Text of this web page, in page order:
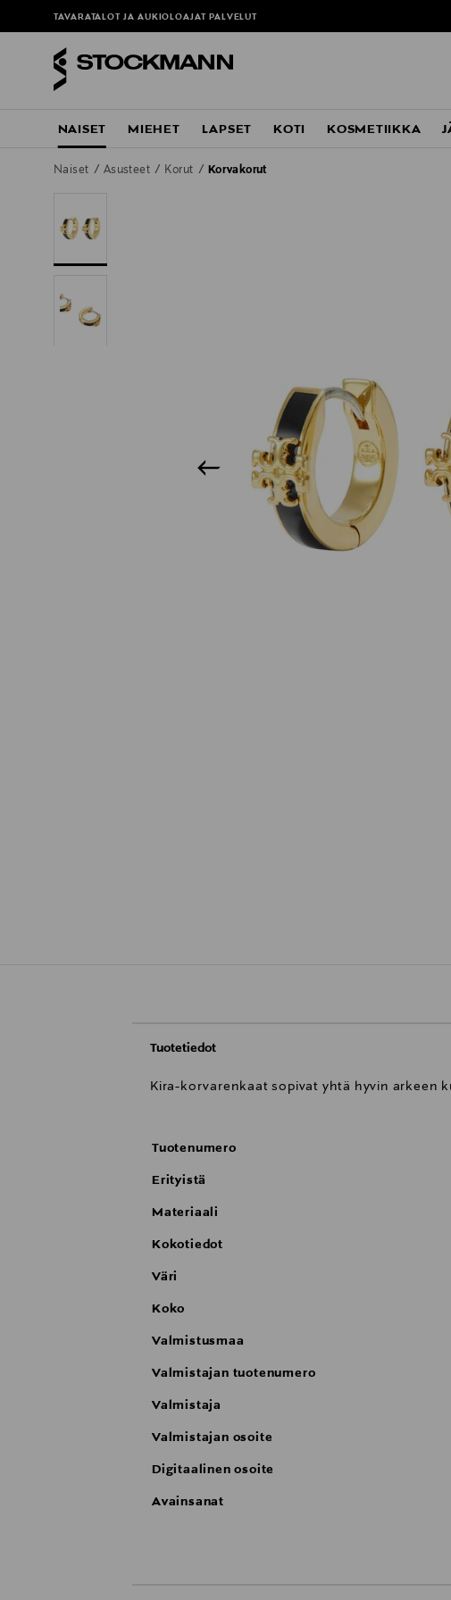
TAVARATALOT JA AUKIOLOAJAT PALVELUT
NAISET MIEHET LAPSET KOTI KOSMETIIKKA
Naiset Asusteet Korut Korvakorut
Tuotetiedot
Kira-korvarenkaat sopivat yhtä hyvin arkeen
Tuotenumero
Erityistä
Materiaali
Kokotiedot
Väri
Koko
Valmistusmaa
Valmistajan tuotenumero
Valmistaja
Valmistajan osoite
Digitaalinen osoite
Avainsanat